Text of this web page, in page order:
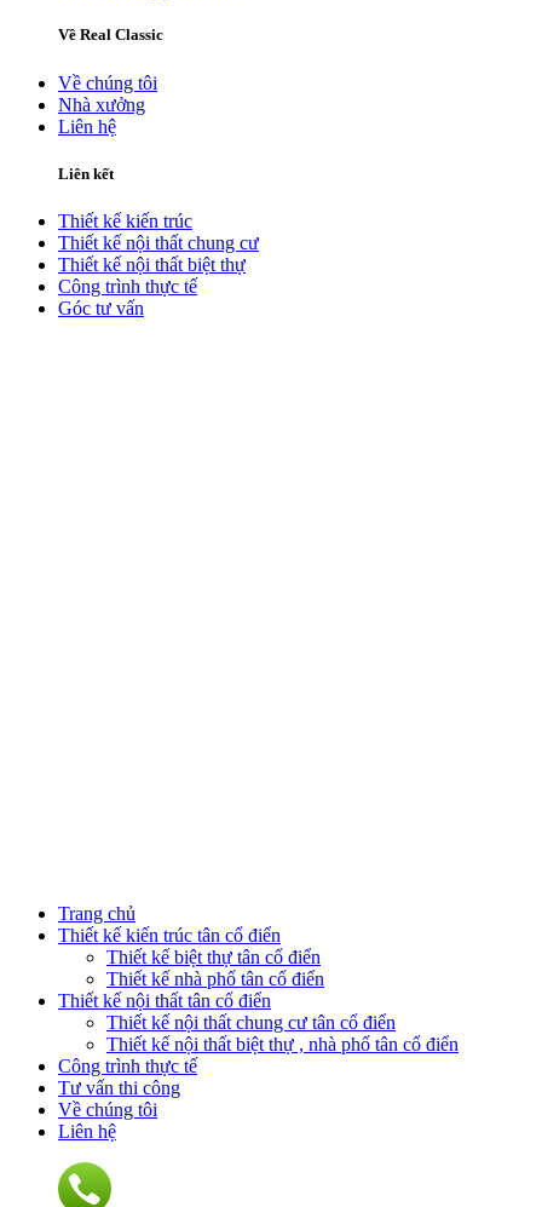
Về Real Classic
Về chúng tôi
Nhà xưởng
Liên hệ
Liên kết
Thiết kế kiến trúc
Thiết kế nội thất chung cư
Thiết kế nội thất biệt thự
Công trình thực tế
Góc tư vấn
Trang chủ
Thiết kế kiến trúc tân cổ điển
Thiết kế biệt thự tân cổ điển
Thiết kế nhà phố tân cổ điển
Thiết kế nội thất tân cổ điển
Thiết kế nội thất chung cư tân cổ điển
Thiết kế nội thất biệt thự , nhà phố tân cổ điển
Công trình thực tế
Tư vấn thi công
Về chúng tôi
Liên hệ